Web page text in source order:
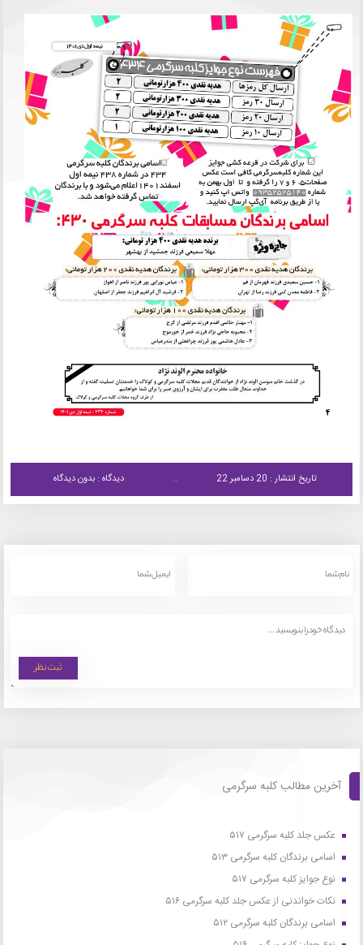
تاریخ انتشار : 20 دسامبر 22 دیدگاه : بدون دیدگاه
آخرین مطالب کلبه سرگرمی
عکس جلد کلبه سرگرمی ۵۱۷
اسامی برندگان کلبه سرگرمی ۵۱۳
نوع جوایز کلبه سرگرمی ۵۱۷
نکات خواندنی از عکس جلد کلبه سرگرمی ۵۱۶
اسامی برندگان کلبه سرگرمی ۵۱۲